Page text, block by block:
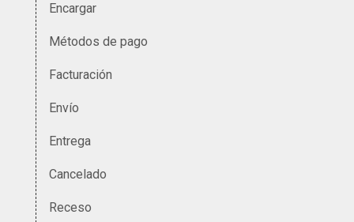
Encargar
Métodos de pago
Facturación
Envío
Entrega
Cancelado
Receso